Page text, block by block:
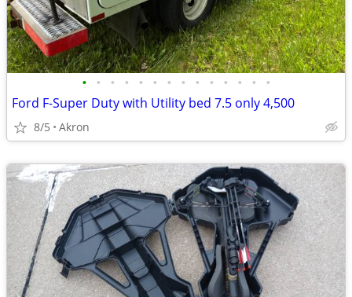
• • • • • • • • • • • • • •
Ford F-Super Duty with Utility bed 7.5 only 4,500
8/5 Akron